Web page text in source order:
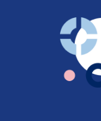
Marius af Schultén
vetäjä, Castrén &
Rosa Thurman ,
14.45 – 15.15